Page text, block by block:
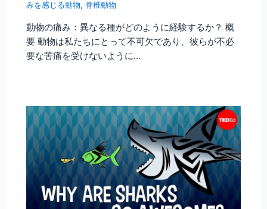
みを感じる動物,脊椎動物
動物の痛み：異なる種がどのように経験するか？ 概
要 動物は私たちにとって不可欠であり、彼らが不必
要な苦痛を受けないように…